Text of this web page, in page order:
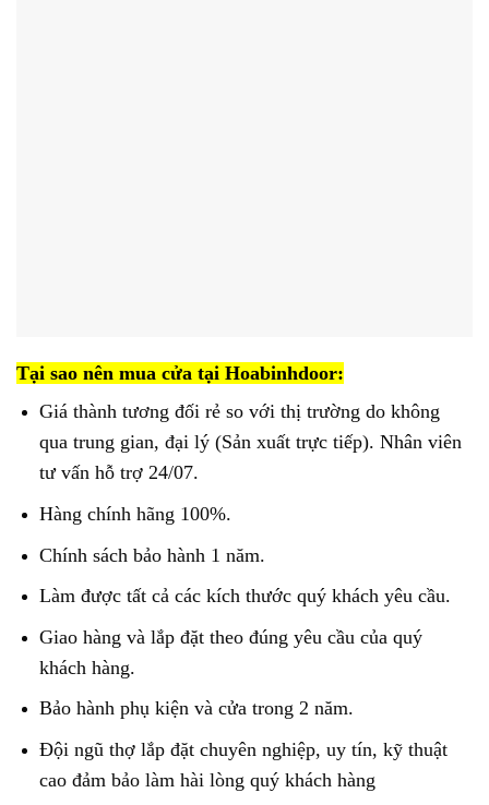
Tại sao nên mua cửa tại Hoabinhdoor:
Giá thành tương đối rẻ so với thị trường do không
qua trung gian, đại lý (Sản xuất trực tiếp). Nhân viên
tư vấn hỗ trợ 24/07.
Hàng chính hãng 100%.
Chính sách bảo hành 1 năm.
Làm được tất cả các kích thước quý khách yêu cầu.
Giao hàng và lắp đặt theo đúng yêu cầu của quý
khách hàng.
Bảo hành phụ kiện và cửa trong 2 năm.
Đội ngũ thợ lắp đặt chuyên nghiệp, uy tín, kỹ thuật
cao đảm bảo làm hài lòng quý khách hàng